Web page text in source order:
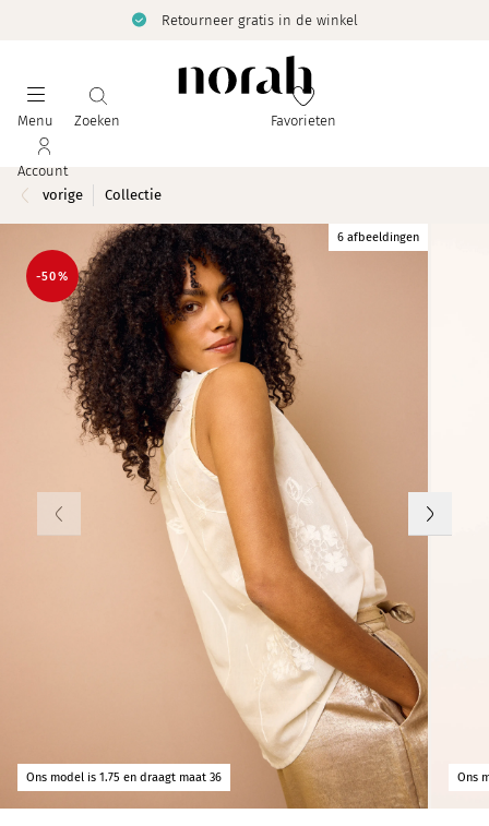
Retourneer gratis in de winkel
Menu Zoeken Favorieten
Account
vorige
Collectie
Ons model is 1.75 en draagt maat 36 Ons
6 afbeeldingen
-50%